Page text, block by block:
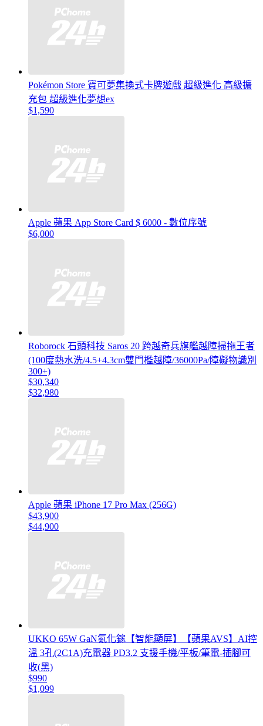
Pokémon Store 寶可夢集換式卡牌遊戲 超級進化 高級擴
充包 超級進化夢想ex
$1,590
Apple 蘋果 App Store Card $ 6000 - 數位序號
$6,000
Roborock 石頭科技 Saros 20 跨越奇兵旗艦越障掃拖王者
(100度熱水洗/4.5+4.3cm雙門檻越障/36000Pa/障礙物識別
300+)
$30,340
$32,980
Apple 蘋果 iPhone 17 Pro Max (256G)
$43,900
$44,900
UKKO 65W GaN氮化鎵【智能顯屏】【蘋果AVS】AI控
溫 3孔(2C1A)充電器 PD3.2 支援手機/平板/筆電-插腳可
收(黑)
$990
$1,099